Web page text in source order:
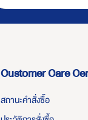
Customer Care
สถานะคำสั่งซื้อ